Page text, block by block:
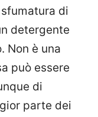
di
detergente
Non è una
può essere
di
parte dei